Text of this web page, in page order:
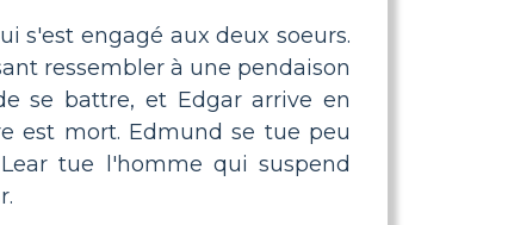
s'est engagé aux deux soeurs.
ressembler à une pendaison
se battre, et Edgar arrive en
est mort. Edmund se tue peu
tue l'homme qui suspend